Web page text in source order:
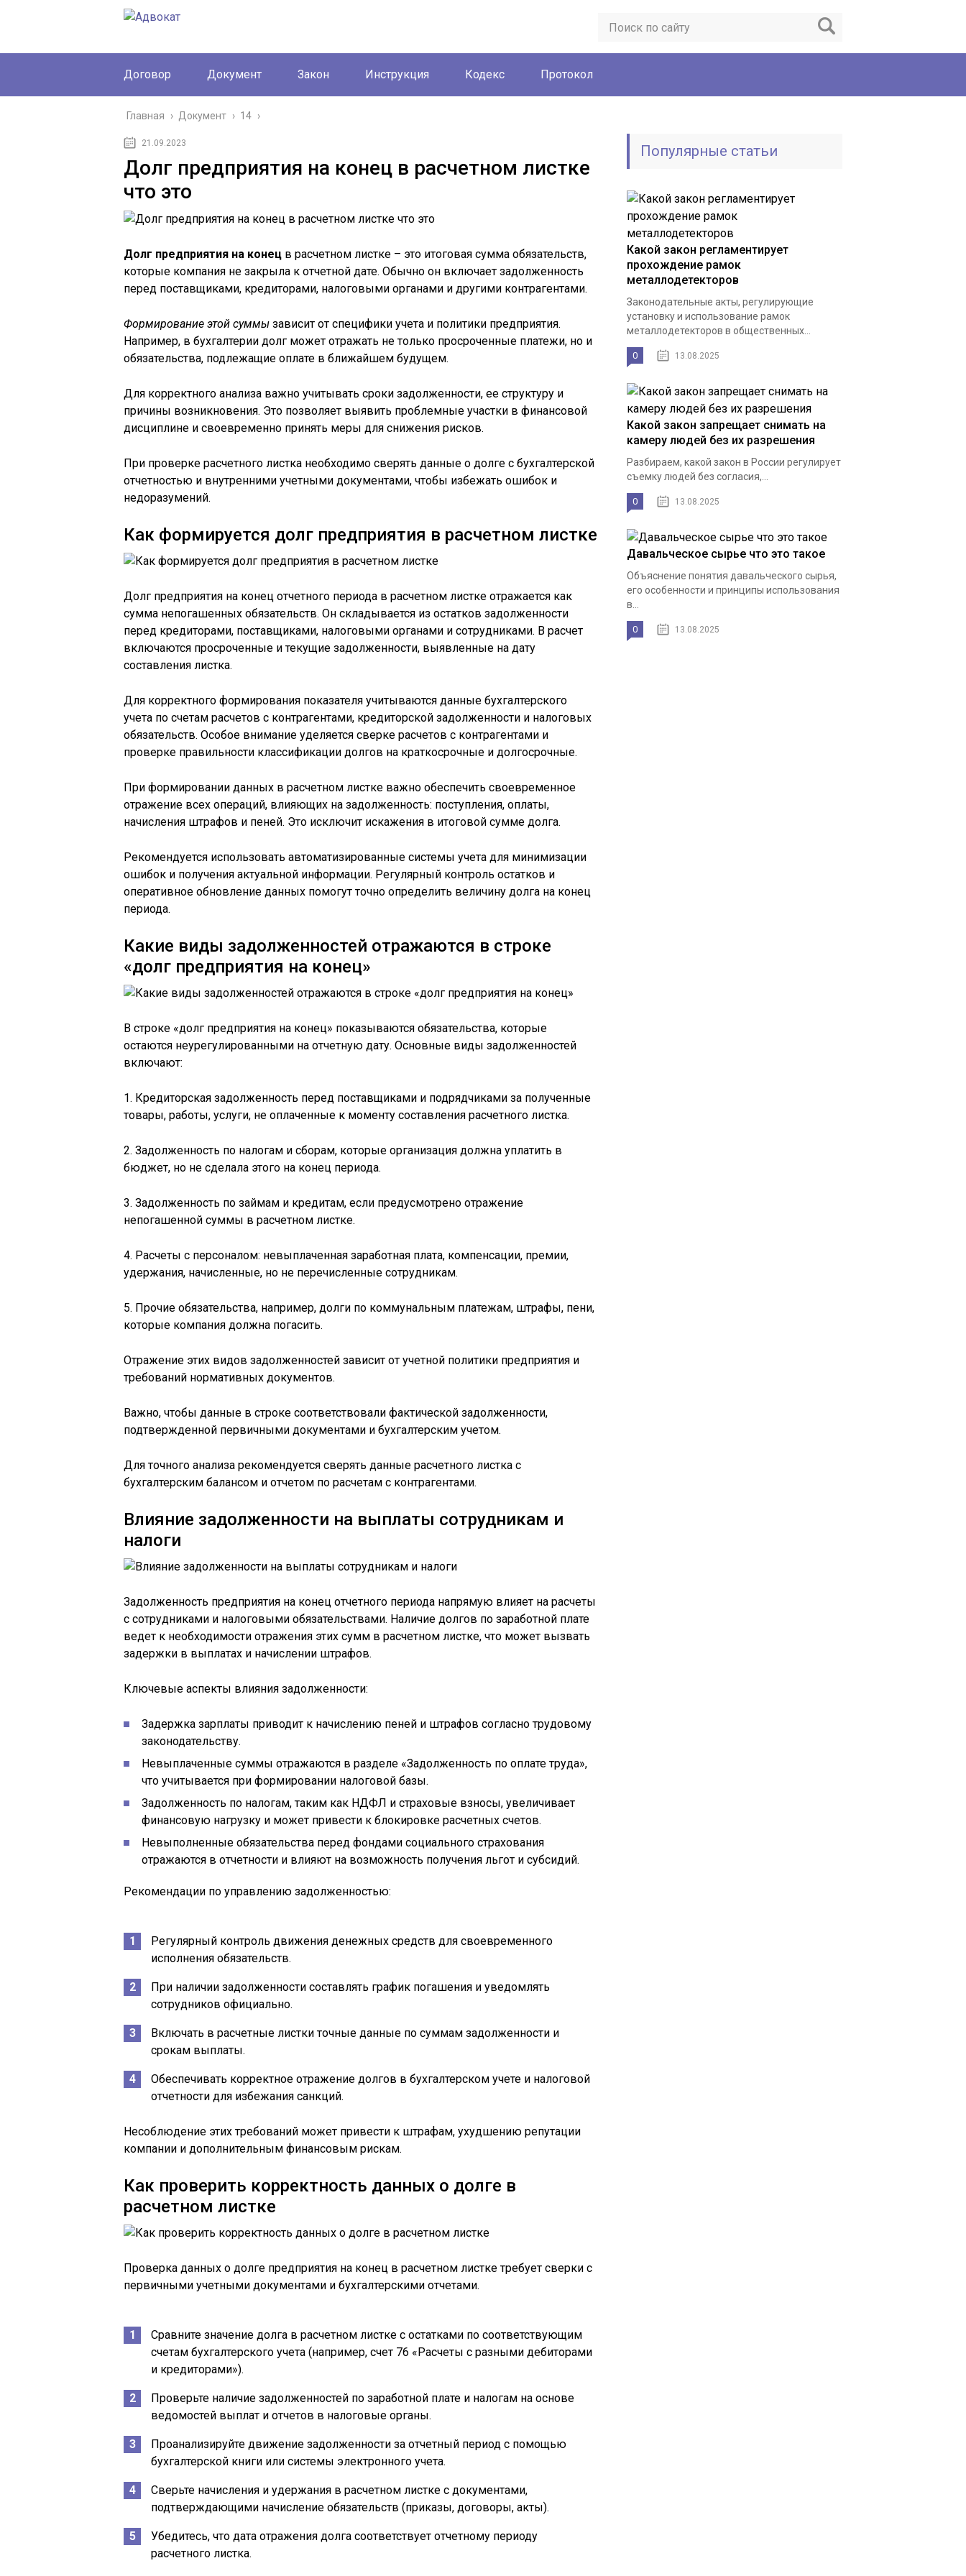
Договор Документ Закон Инструкция Кодекс Протокол
Главная › Документ › 14 ›
21.09.2023
Долг предприятия на конец в расчетном листке
что это
Долг предприятия на конец в расчетном листке – это итоговая сумма обязательств,
которые компания не закрыла к отчетной дате. Обычно он включает задолженность
перед поставщиками, кредиторами, налоговыми органами и другими контрагентами.
Формирование этой суммы зависит от специфики учета и политики предприятия.
Например, в бухгалтерии долг может отражать не только просроченные платежи, но и
обязательства, подлежащие оплате в ближайшем будущем.
Для корректного анализа важно учитывать сроки задолженности, ее структуру и
причины возникновения. Это позволяет выявить проблемные участки в финансовой
дисциплине и своевременно принять меры для снижения рисков.
При проверке расчетного листка необходимо сверять данные о долге с бухгалтерской
отчетностью и внутренними учетными документами, чтобы избежать ошибок и
недоразумений.
Как формируется долг предприятия в расчетном листке
Долг предприятия на конец отчетного периода в расчетном листке отражается как
сумма непогашенных обязательств. Он складывается из остатков задолженности
перед кредиторами, поставщиками, налоговыми органами и сотрудниками. В расчет
включаются просроченные и текущие задолженности, выявленные на дату
составления листка.
Для корректного формирования показателя учитываются данные бухгалтерского
учета по счетам расчетов с контрагентами, кредиторской задолженности и налоговых
обязательств. Особое внимание уделяется сверке расчетов с контрагентами и
проверке правильности классификации долгов на краткосрочные и долгосрочные.
При формировании данных в расчетном листке важно обеспечить своевременное
отражение всех операций, влияющих на задолженность: поступления, оплаты,
начисления штрафов и пеней. Это исключит искажения в итоговой сумме долга.
Рекомендуется использовать автоматизированные системы учета для минимизации
ошибок и получения актуальной информации. Регулярный контроль остатков и
оперативное обновление данных помогут точно определить величину долга на конец
периода.
Какие виды задолженностей отражаются в строке
«долг предприятия на конец»
В строке «долг предприятия на конец» показываются обязательства, которые
остаются неурегулированными на отчетную дату. Основные виды задолженностей
включают:
1. Кредиторская задолженность перед поставщиками и подрядчиками за полученные
товары, работы, услуги, не оплаченные к моменту составления расчетного листка.
2. Задолженность по налогам и сборам, которые организация должна уплатить в
бюджет, но не сделала этого на конец периода.
3. Задолженность по займам и кредитам, если предусмотрено отражение
непогашенной суммы в расчетном листке.
4. Расчеты с персоналом: невыплаченная заработная плата, компенсации, премии,
удержания, начисленные, но не перечисленные сотрудникам.
5. Прочие обязательства, например, долги по коммунальным платежам, штрафы, пени,
которые компания должна погасить.
Отражение этих видов задолженностей зависит от учетной политики предприятия и
требований нормативных документов.
Важно, чтобы данные в строке соответствовали фактической задолженности,
подтвержденной первичными документами и бухгалтерским учетом.
Для точного анализа рекомендуется сверять данные расчетного листка с
бухгалтерским балансом и отчетом по расчетам с контрагентами.
Влияние задолженности на выплаты сотрудникам и
налоги
Задолженность предприятия на конец отчетного периода напрямую влияет на расчеты
с сотрудниками и налоговыми обязательствами. Наличие долгов по заработной плате
ведет к необходимости отражения этих сумм в расчетном листке, что может вызвать
задержки в выплатах и начислении штрафов.
Ключевые аспекты влияния задолженности:
Задержка зарплаты приводит к начислению пеней и штрафов согласно трудовому
законодательству.
Невыплаченные суммы отражаются в разделе «Задолженность по оплате труда»,
что учитывается при формировании налоговой базы.
Задолженность по налогам, таким как НДФЛ и страховые взносы, увеличивает
финансовую нагрузку и может привести к блокировке расчетных счетов.
Невыполненные обязательства перед фондами социального страхования
отражаются в отчетности и влияют на возможность получения льгот и субсидий.
Рекомендации по управлению задолженностью:
Регулярный контроль движения денежных средств для своевременного
исполнения обязательств.
При наличии задолженности составлять график погашения и уведомлять
сотрудников официально.
Включать в расчетные листки точные данные по суммам задолженности и
срокам выплаты.
Обеспечивать корректное отражение долгов в бухгалтерском учете и налоговой
отчетности для избежания санкций.
Несоблюдение этих требований может привести к штрафам, ухудшению репутации
компании и дополнительным финансовым рискам.
Как проверить корректность данных о долге в
расчетном листке
Проверка данных о долге предприятия на конец в расчетном листке требует сверки с
первичными учетными документами и бухгалтерскими отчетами.
Сравните значение долга в расчетном листке с остатками по соответствующим
счетам бухгалтерского учета (например, счет 76 «Расчеты с разными дебиторами
и кредиторами»).
Проверьте наличие задолженностей по заработной плате и налогам на основе
ведомостей выплат и отчетов в налоговые органы.
Проанализируйте движение задолженности за отчетный период с помощью
бухгалтерской книги или системы электронного учета.
Сверьте начисления и удержания в расчетном листке с документами,
подтверждающими начисление обязательств (приказы, договоры, акты).
Убедитесь, что дата отражения долга соответствует отчетному периоду
расчетного листка.
Популярные статьи
Какой закон регламентирует
прохождение рамок
металлодетекторов
Законодательные акты, регулирующие
установку и использование рамок
металлодетекторов в общественных...
0 13.08.2025
Какой закон запрещает снимать на
камеру людей без их разрешения
Разбираем, какой закон в России регулирует
съемку людей без согласия,...
0 13.08.2025
Давальческое сырье что это такое
Объяснение понятия давальческого сырья,
его особенности и принципы использования
в...
0 13.08.2025